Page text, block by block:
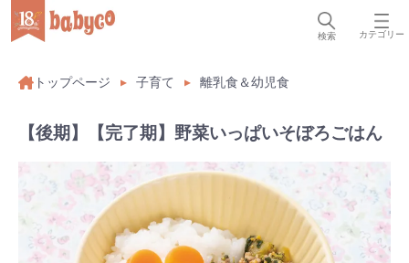
検索 カテゴリー
トップページ 子育て 離乳食＆幼児食
【後期】【完了期】野菜いっぱいそぼろごはん